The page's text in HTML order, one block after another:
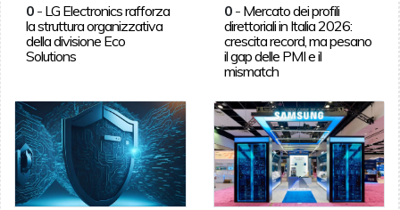
0- LG Electronics rafforza
la struttura organizzativa
della divisione Eco
Solutions
0 - Mercato dei profili
direttoriali in Italia 2026:
crescita record, ma pesano
il gap delle PMI e il
mismatch